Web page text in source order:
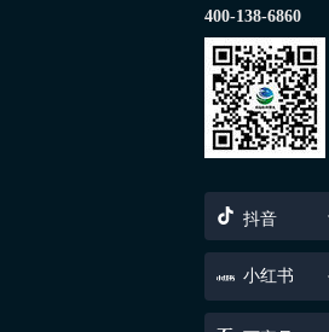
400-138-6860
抖音
小红书